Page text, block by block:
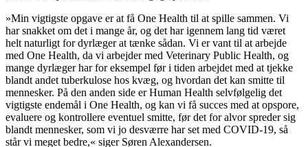
»Min vigtigste opgave er at få One Health til at spille sammen. Vi
har snakket om det i mange år, og det har igennem lang tid været
helt naturligt for dyrlæger at tænke sådan. Vi er vant til at arbejde
med One Health, da vi arbejder med Veterinary Public Health, og
mange dyrlæger har for eksempel før i tiden arbejdet med at tjekke
blandt andet tuberkulose hos kvæg, og hvordan det kan smitte til
mennesker. På den anden side er Human Health selvfølgelig det
vigtigste endemål i One Health, og kan vi få succes med at opspore,
evaluere og kontrollere eventuel smitte, før det for alvor spreder sig
blandt mennesker, som vi jo desværre har set med COVID-19, så
står vi meget bedre,« siger Søren Alexandersen.